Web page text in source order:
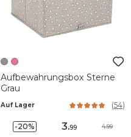
Aufbewahrungsbox Sterne
Grau
Auf Lager (54)
-20% 3.99 4.99